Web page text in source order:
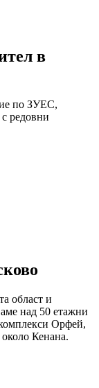
в
по ЗУЕС,
редовни
област и
над 50 етажни
Орфей,
Кенана.